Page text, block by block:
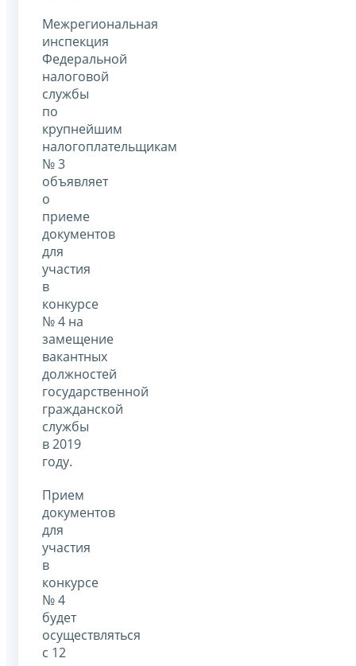
Межрегиональная
инспекция
Федеральной
налоговой
службы
по
крупнейшим
налогоплательщикам
№ 3
объявляет
о
приеме
документов
для
участия
в
конкурсе
№ 4 на
замещение
вакантных
должностей
государственной
гражданской
службы
в 2019
году.
Прием
документов
для
участия
в
конкурсе
№ 4
будет
осуществляться
с 12